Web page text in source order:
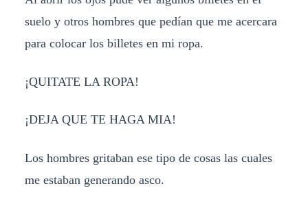
suelo y otros hombres que pedían que me acercara
para colocar los billetes en mi ropa.
¡QUITATE LA ROPA!
¡DEJA QUE TE HAGA MIA!
Los hombres gritaban ese tipo de cosas las cuales
me estaban generando asco.